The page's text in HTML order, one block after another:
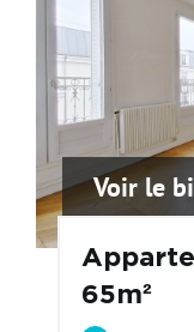
Voir le
65m²